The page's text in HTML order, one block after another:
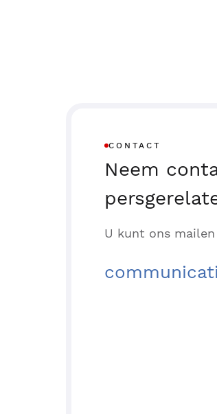
CONTACT
Neem
U kunt ons mailen